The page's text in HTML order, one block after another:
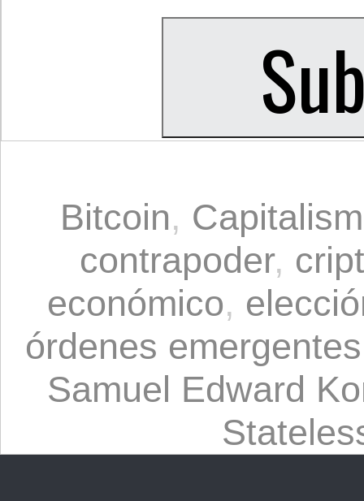
Bitcoin,
contrapoder,
económico,
órdenes emergentes
Samuel Edward